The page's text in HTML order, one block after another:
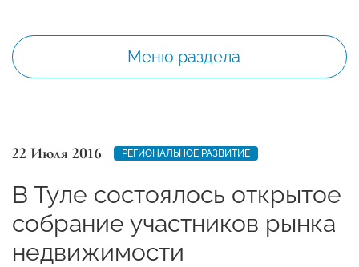
Меню раздела
22 Июля 2016 РЕГИОНАЛЬНОЕ РАЗВИТИЕ
В Туле состоялось открытое
собрание участников рынка
недвижимости